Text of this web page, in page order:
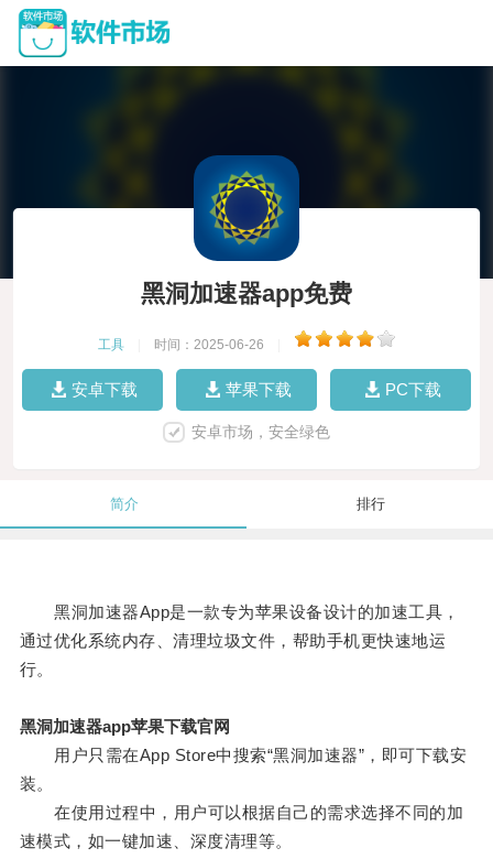
黑洞加速器app免费
工具 时间：2025-06-26
安卓下载 苹果下载 PC下载
安卓市场，安全绿色
简介 排行
黑洞加速器App是一款专为苹果设备设计的加速工具，
通过优化系统内存、清理垃圾文件，帮助手机更快速地运
行。
黑洞加速器app苹果下载官网
用户只需在App Store中搜索“黑洞加速器”，即可下载安
装。
在使用过程中，用户可以根据自己的需求选择不同的加
速模式，如一键加速、深度清理等。